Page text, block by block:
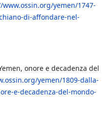
yemen/1747-
di-affondare-nel-
onore e decadenza del
yemen/1809-dalla-
e-decadenza-del-mondo-